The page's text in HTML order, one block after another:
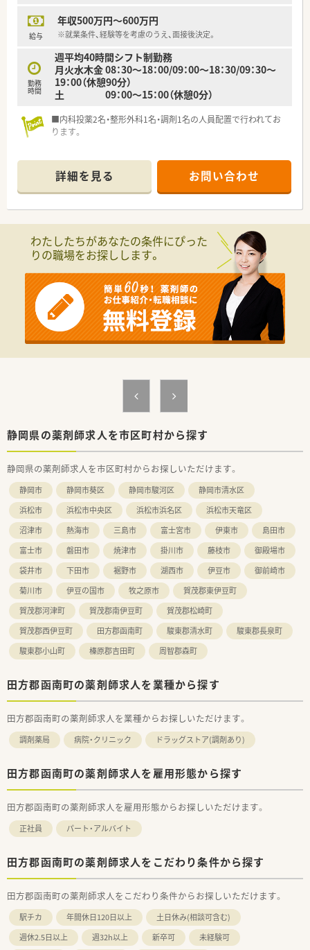
給与
年収500万円～600万円
※就業条件、経験等を考慮のうえ、面接後決定。
勤務
時間
週平均40時間シフト制勤務
月火水木金 08：30～18：00/09：00～18：30/09：30～
19：00（休憩90分）
土 09：00～15：00（休憩0分）
■内科投薬2名・整形外科1名・調剤1名の人員配置で行われてお
ります。
詳細を見る お問い合わせ
わたしたちがあなたの条件にぴった
りの職場をお探しします。
静岡県の薬剤師求人を市区町村から探す
静岡県の薬剤師求人を市区町村からお探しいただけます。
静岡市 静岡市葵区 静岡市駿河区
静岡市清水区
浜松市
浜松市中央区 浜松市浜名区
浜松市天竜区
沼津市
熱海市 三島市 富士宮市 伊東市
島田市
富士市
磐田市 焼津市 掛川市 藤枝市
御殿場市
袋井市
下田市 裾野市 湖西市 伊豆市
御前崎市
菊川市
伊豆の国市 牧之原市
賀茂郡東伊豆町
賀茂郡河津町
賀茂郡南伊豆町
賀茂郡松崎町
賀茂郡西伊豆町
田方郡函南町 駿東郡清水町
駿東郡長泉町
駿東郡小山町
榛原郡吉田町 周智郡森町
田方郡函南町の薬剤師求人を業種から探す
田方郡函南町の薬剤師求人を業種からお探しいただけます。
調剤薬局 病院・クリニック ドラッグストア(調剤あり)
田方郡函南町の薬剤師求人を雇用形態から探す
田方郡函南町の薬剤師求人を雇用形態からお探しいただけます。
正社員 パート・アルバイト
田方郡函南町の薬剤師求人をこだわり条件から探す
田方郡函南町の薬剤師求人をこだわり条件からお探しいただけます。
駅チカ 年間休日120日以上
土日休み(相談可含む)
週休2.5日以上
週32h以上 新卒可
未経験可